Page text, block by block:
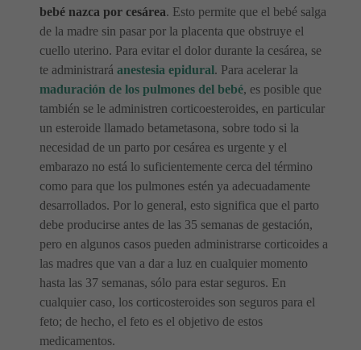
bebé nazca por cesárea. Esto permite que el bebé salga
de la madre sin pasar por la placenta que obstruye el
cuello uterino. Para evitar el dolor durante la cesárea, se
te administrará anestesia epidural. Para acelerar la
maduración de los pulmones del bebé, es posible que
también se le administren corticoesteroides, en particular
un esteroide llamado betametasona, sobre todo si la
necesidad de un parto por cesárea es urgente y el
embarazo no está lo suficientemente cerca del término
como para que los pulmones estén ya adecuadamente
desarrollados. Por lo general, esto significa que el parto
debe producirse antes de las 35 semanas de gestación,
pero en algunos casos pueden administrarse corticoides a
las madres que van a dar a luz en cualquier momento
hasta las 37 semanas, sólo para estar seguros. En
cualquier caso, los corticosteroides son seguros para el
feto; de hecho, el feto es el objetivo de estos
medicamentos.